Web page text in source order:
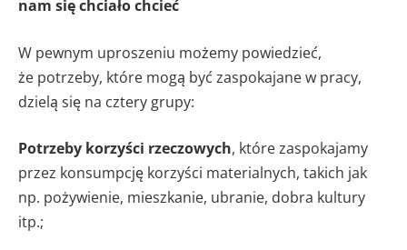
nam się chciało chcieć
W pewnym uproszeniu możemy powiedzieć,
że potrzeby, które mogą być zaspokajane w pracy,
dzielą się na cztery grupy:
Potrzeby korzyści rzeczowych, które zaspokajamy
przez konsumpcję korzyści materialnych, takich jak
np. pożywienie, mieszkanie, ubranie, dobra kultury
itp.;